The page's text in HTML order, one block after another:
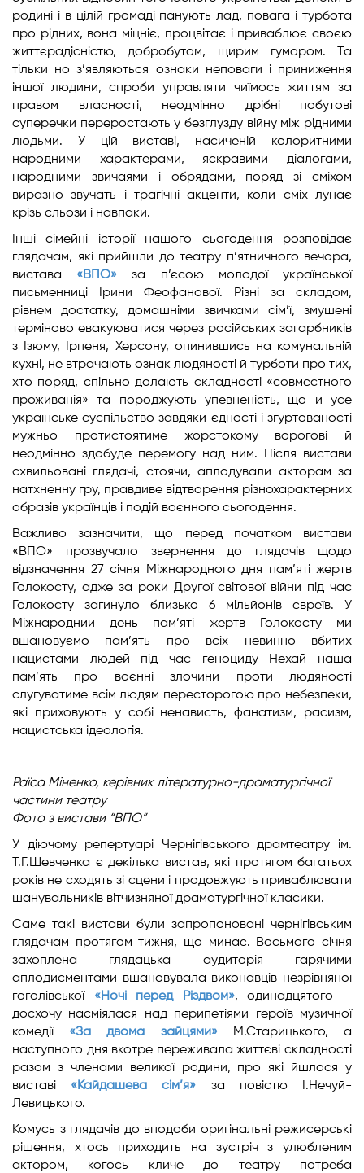
родині і в цілій громаді панують лад, повага і турбота
про рідних, вона міцніє, процвітає і приваблює своєю
життєрадісністю, добробутом, щирим гумором. Та
тільки но з’являються ознаки неповаги і приниження
іншої людини, спроби управляти чиїмось життям за
правом власності, неодмінно дрібні побутові
суперечки переростають у безглузду війну між рідними
людьми. У цій виставі, насиченій колоритними
народними характерами, яскравими діалогами,
народними звичаями і обрядами, поряд зі сміхом
виразно звучать і трагічні акценти, коли сміх лунає
крізь сльози і навпаки.
Інші сімейні історії нашого сьогодення розповідає
глядачам, які прийшли до театру п’ятничного вечора,
вистава «ВПО» за п’єсою молодої української
письменниці Ірини Феофанової. Різні за складом,
рівнем достатку, домашніми звичками сім’ї, змушені
терміново евакуюватися через російських загарбників
з Ізюму, Ірпеня, Херсону, опинившись на комунальній
кухні, не втрачають ознак людяності й турботи про тих,
хто поряд, спільно долають складності «совмєстного
проживанія» та породжують упевненість, що й усе
українське суспільство завдяки єдності і згуртованості
мужньо протистоятиме жорстокому ворогові й
неодмінно здобуде перемогу над ним. Після вистави
схвильовані глядачі, стоячи, аплодували акторам за
натхненну гру, правдиве відтворення різнохарактерних
образів українців і подій воєнного сьогодення.
Важливо зазначити, що перед початком вистави
«ВПО» прозвучало звернення до глядачів щодо
відзначення 27 січня Міжнародного дня пам’яті жертв
Голокосту, адже за роки Другої світової війни під час
Голокосту загинуло близько 6 мільйонів євреїв. У
Міжнародний день пам’яті жертв Голокосту ми
вшановуємо пам’ять про всіх невинно вбитих
нацистами людей під час геноциду Нехай наша
пам’ять про воєнні злочини проти людяності
слугуватиме всім людям пересторогою про небезпеки,
які приховують у собі ненависть, фанатизм, расизм,
нацистська ідеологія.
Раїса Міненко, керівник літературно-драматургічної
частини театру
Фото з вистави “ВПО”
У діючому репертуарі Чернігівського драмтеатру ім.
Т.Г.Шевченка є декілька вистав, які протягом багатьох
років не сходять зі сцени і продовжують приваблювати
шанувальників вітчизняної драматургічної класики.
Саме такі вистави були запропоновані чернігівським
глядачам протягом тижня, що минає. Восьмого січня
захоплена глядацька аудиторія гарячими
аплодисментами вшановувала виконавців незрівняної
гоголівської «Ночі перед Різдвом», одинадцятого –
досхочу насміялася над перипетіями героїв музичної
комедії «За двома зайцями»М.Старицького, а
наступного дня вкотре переживала життєві складності
разом з членами великої родини, про які йшлося у
виставі «Кайдашева сім’я» за повістю І.Нечуй-
Левицького.
Комусь з глядачів до вподоби оригінальні режисерські
рішення, хтось приходить на зустріч з улюбленим
актором, когось кличе до театру потреба